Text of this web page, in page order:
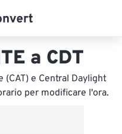
a CDT
(CAT) e Central Daylight
per modificare l'ora.